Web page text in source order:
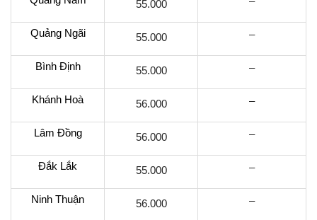
55.000
Quảng Ngãi 55.000 –
Bình Định 55.000 –
Khánh Hoà 56.000 –
Lâm Đồng 56.000 –
Đắk Lắk 55.000 –
Ninh Thuận 56.000 –